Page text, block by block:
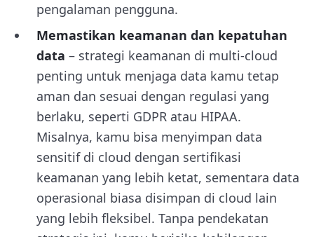
pengalaman pengguna.
Memastikan keamanan dan kepatuhan
data – strategi keamanan di multi-cloud
penting untuk menjaga data kamu tetap
aman dan sesuai dengan regulasi yang
berlaku, seperti GDPR atau HIPAA.
Misalnya, kamu bisa menyimpan data
sensitif di cloud dengan sertifikasi
keamanan yang lebih ketat, sementara data
operasional biasa disimpan di cloud lain
yang lebih fleksibel. Tanpa pendekatan